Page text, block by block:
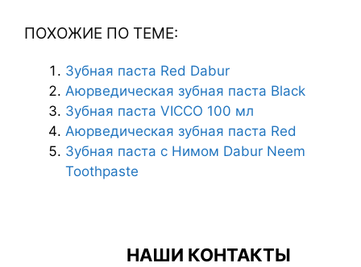
ПОХОЖИЕ ПО ТЕМЕ:
Зубная паста Red Dabur
Аюрведическая зубная паста Black
Зубная паста VICCO 100 мл
Аюрведическая зубная паста Red
Зубная паста с Нимом Dabur Neem
Toothpaste
НАШИ КОНТАКТЫ